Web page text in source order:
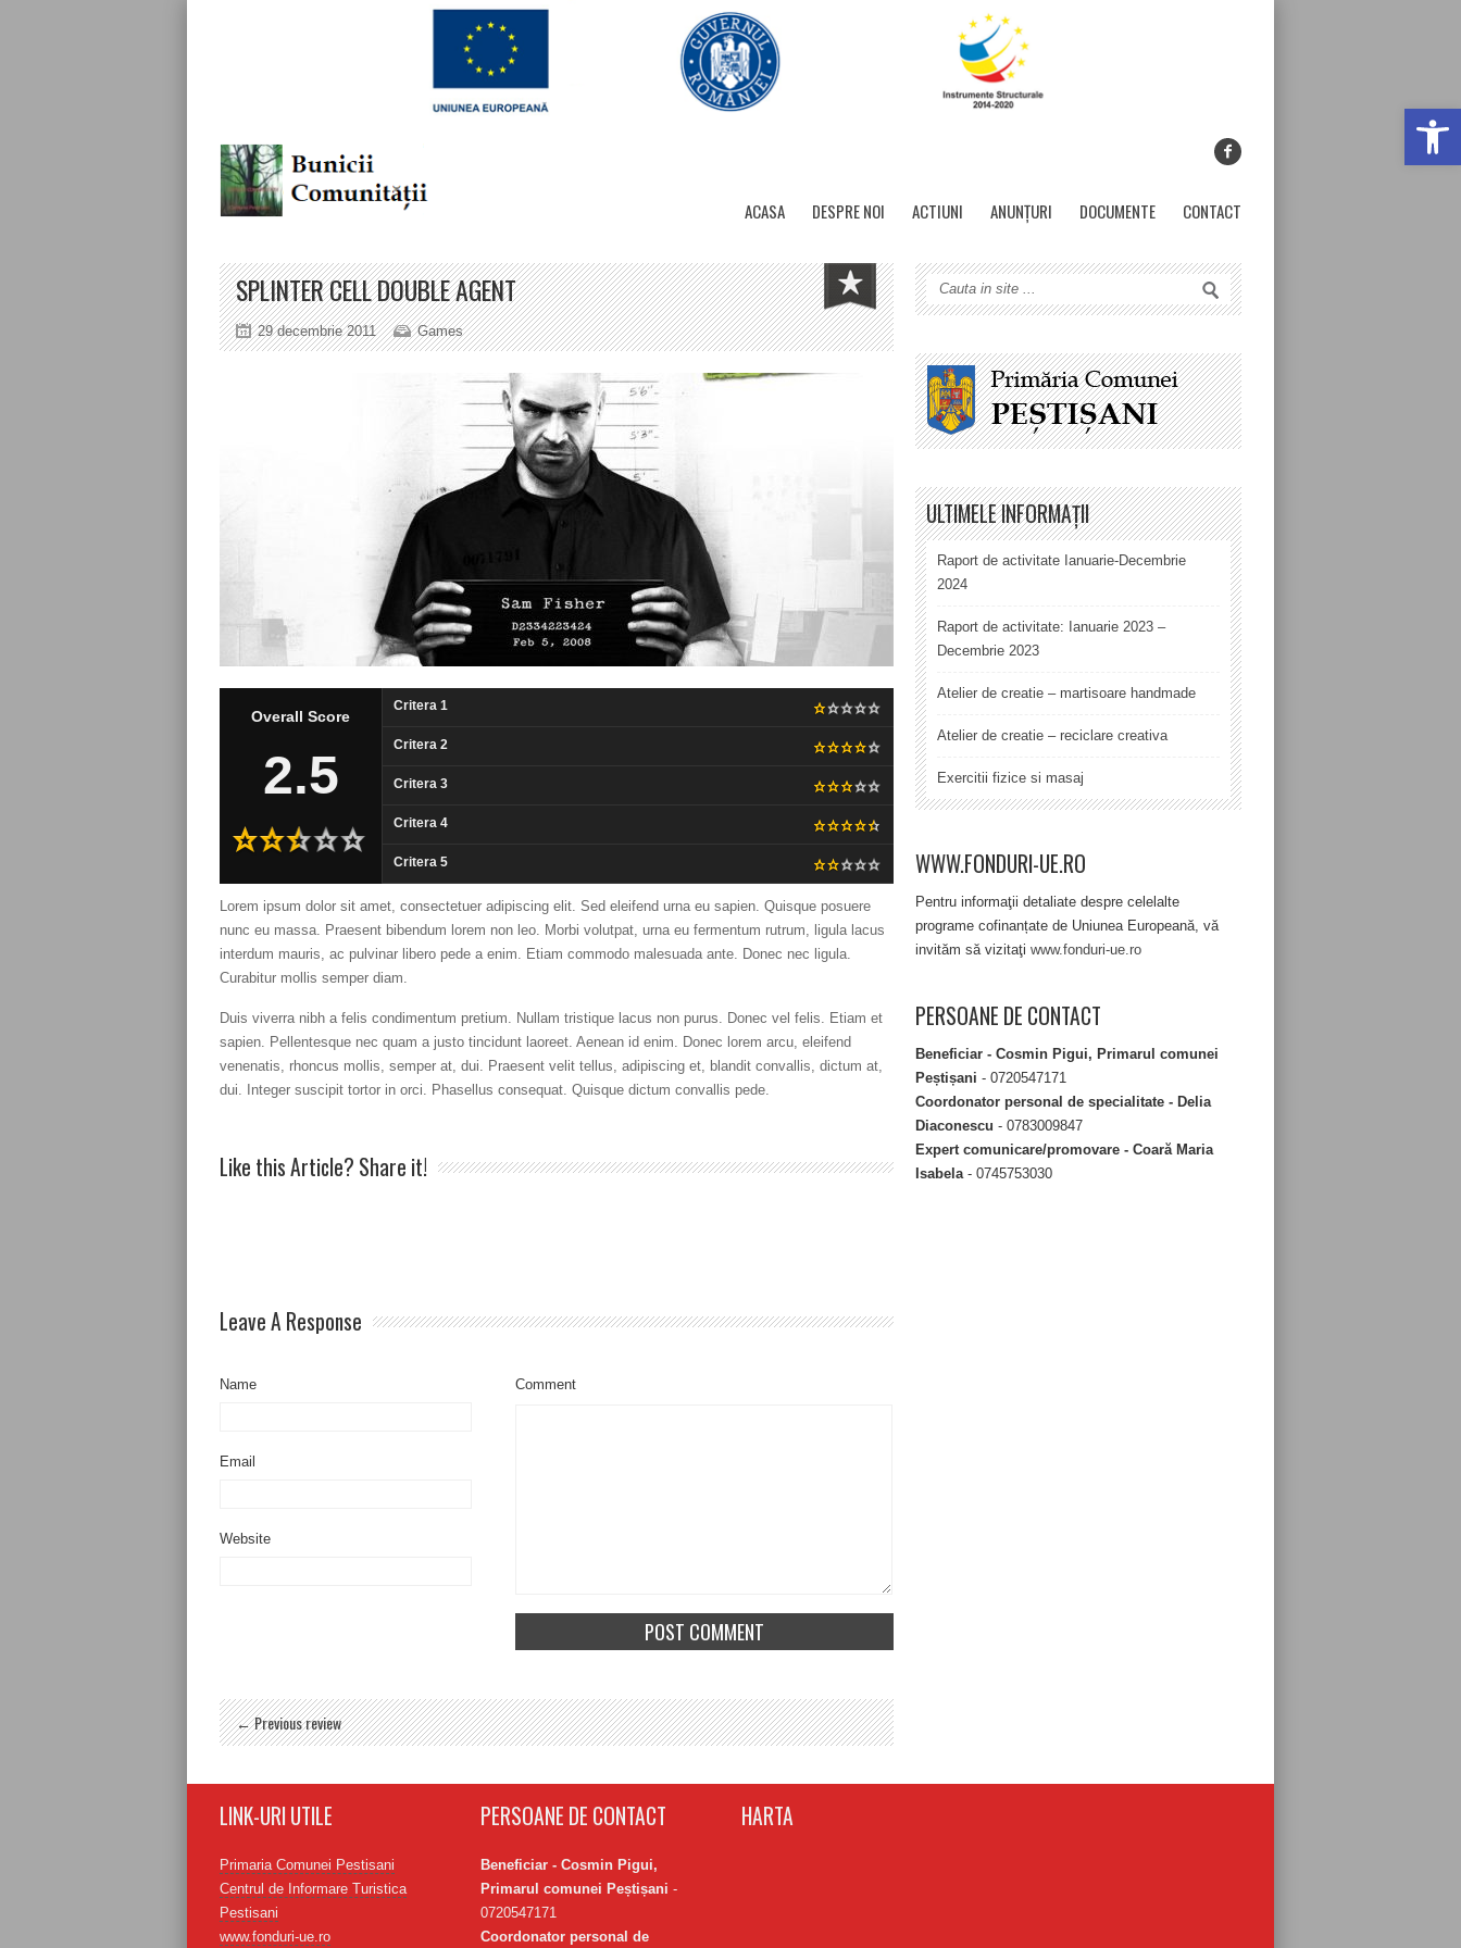
Deschide
ACASA DESPRE NOI ACTIUNI ANUNȚURI DOCUMENTE CONTACT
SPLINTER CELL DOUBLE AGENT
29 decembrie 2011 Games
Overall Score
2.5
Critera 1
Critera 2
Critera 3
Critera 4
Critera 5
Lorem ipsum dolor sit amet, consectetuer adipiscing elit. Sed eleifend urna eu sapien. Quisque posuere
nunc eu massa. Praesent bibendum lorem non leo. Morbi volutpat, urna eu fermentum rutrum, ligula lacus
interdum mauris, ac pulvinar libero pede a enim. Etiam commodo malesuada ante. Donec nec ligula.
Curabitur mollis semper diam.
Duis viverra nibh a felis condimentum pretium. Nullam tristique lacus non purus. Donec vel felis. Etiam et
sapien. Pellentesque nec quam a justo tincidunt laoreet. Aenean id enim. Donec lorem arcu, eleifend
venenatis, rhoncus mollis, semper at, dui. Praesent velit tellus, adipiscing et, blandit convallis, dictum at,
dui. Integer suscipit tortor in orci. Phasellus consequat. Quisque dictum convallis pede.
Like this Article? Share it!
Leave A Response
Name
Email
Website
Comment
← Previous review
ULTIMELE INFORMAȚII
Raport de activitate Ianuarie-Decembrie
2024
Raport de activitate: Ianuarie 2023 –
Decembrie 2023
Atelier de creatie – martisoare handmade
Atelier de creatie – reciclare creativa
Exercitii fizice si masaj
WWW.FONDURI-UE.RO
Pentru informaţii detaliate despre celelalte
programe cofinanțate de Uniunea Europeană, vă
invităm să vizitaţi www.fonduri-ue.ro
PERSOANE DE CONTACT
Beneficiar - Cosmin Pigui, Primarul comunei
Peștișani - 0720547171
Coordonator personal de specialitate - Delia
Diaconescu - 0783009847
Expert comunicare/promovare - Coară Maria
Isabela- 0745753030
LINK-URI UTILE
Primaria Comunei Pestisani
Centrul de Informare Turistica
Pestisani
www.fonduri-ue.ro
PERSOANE DE CONTACT
Beneficiar - Cosmin Pigui,
Primarul comunei Peștișani -
0720547171
Coordonator personal de
HARTA